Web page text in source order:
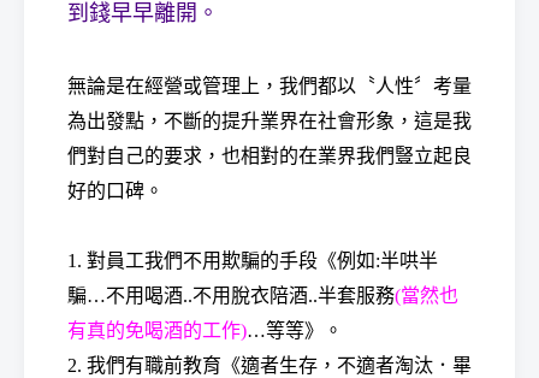
到錢早早離開。
無論是在經營或管理上，我們都以〝人性〞考量
為出發點，不斷的提升業界在社會形象，這是我
們對自己的要求，也相對的在業界我們豎立起良
好的口碑。
1. 對員工我們不用欺騙的手段《例如:半哄半
騙…不用喝酒..不用脫衣陪酒..半套服務(當然也
有真的免喝酒的工作)…等等》。
2. 我們有職前教育《適者生存，不適者淘汰．畢